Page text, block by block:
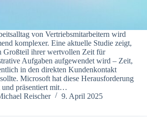
von Vertriebsmitarbeitern wird
komplexer. Eine aktuelle Studie zeigt,
Großteil ihrer wertvollen Zeit für
Aufgaben aufgewendet wird – Zeit,
in den direkten Kundenkontakt
Microsoft hat diese Herausforderung
und präsentiert mit…
Reischer
9. April 2025